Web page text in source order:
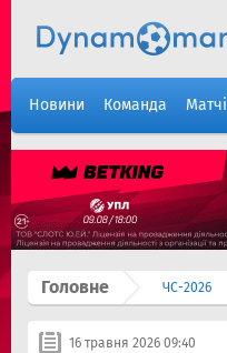
Новини Команда Матчі
Головне ЧС-2026
16 травня 2026 09:40